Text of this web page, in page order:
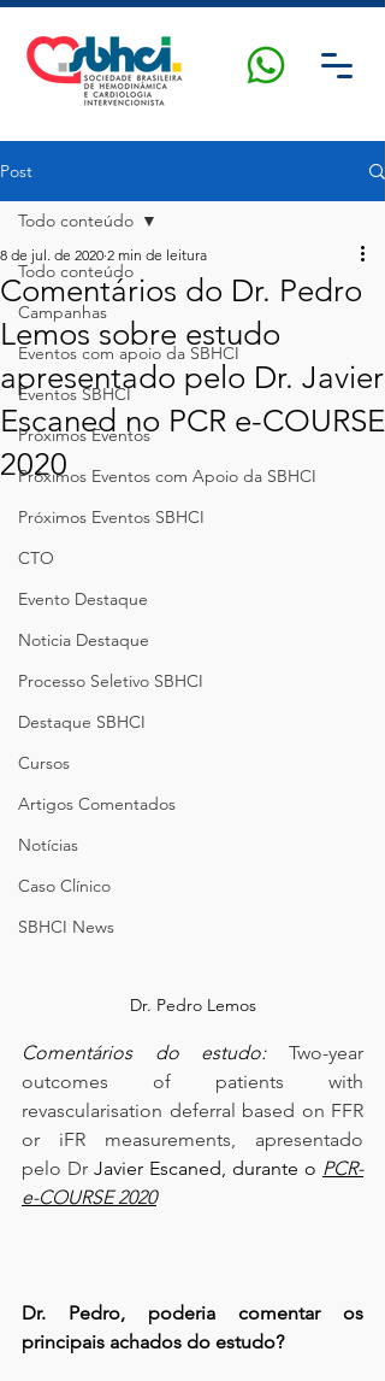
Post
Todo conteúdo
Campanhas
Eventos com apoio da SBHCI
Eventos SBHCI
Próximos Eventos
Próximos Eventos com Apoio da SBHCI
Próximos Eventos SBHCI
CTO
Evento Destaque
Noticia Destaque
Processo Seletivo SBHCI
Destaque SBHCI
Cursos
Artigos Comentados
Notícias
Caso Clínico
SBHCI News
Todo conteúdo
Comentários do Dr. Pedro
Lemos sobre estudo
apresentado pelo Dr. Javier
Escaned no PCR e-COURSE
2020
8 de jul. de 2020 2 min de leitura
Dr. Pedro Lemos
Comentários do estudo: Two-year
outcomes of patients with
revascularisation deferral based on FFR
or iFR measurements, apresentado
pelo Dr Javier Escaned, durante o PCR-
e-COURSE 2020
Dr. Pedro, poderia comentar os
principais achados do estudo?